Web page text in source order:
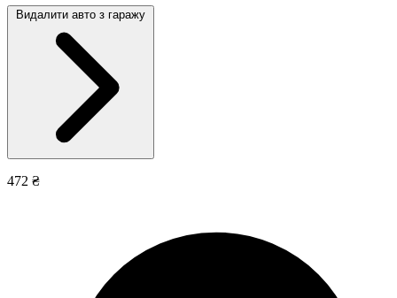
Видалити авто з гаражу
472 ₴